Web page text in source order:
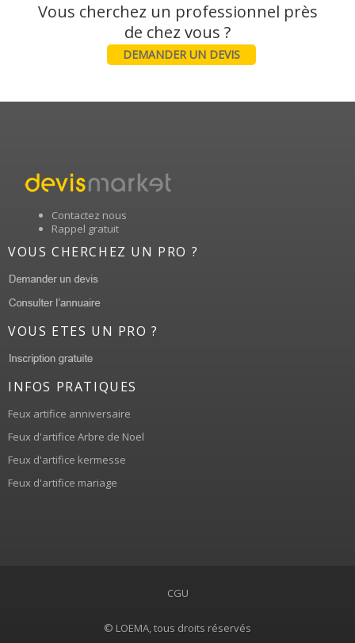
Vous cherchez un professionnel près
DEMANDER UN DEVIS
Contactez nous
Rappel gratuit
VOUS CHERCHEZ UN PRO ?
VOUS ETES UN PRO ?
INFOS PRATIQUES
Feux artifice anniversaire
Feux d'artifice Arbre de Noel
Feux d'artifice kermesse
Feux d'artifice mariage
CGU
© LOEMA, tous droits réservés